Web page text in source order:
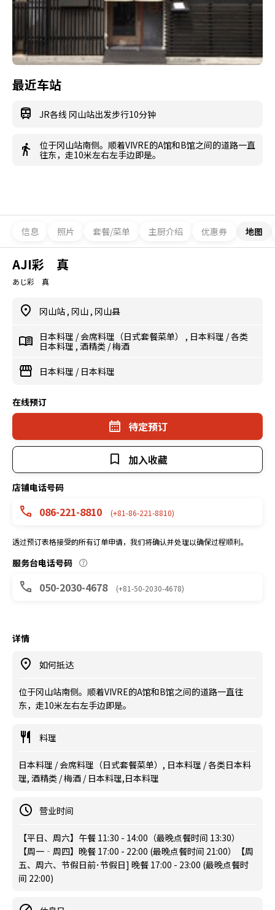
最近车站
JR各线 冈山站出发步行10分钟
位于冈山站南侧。顺着VIVRE的A馆和B馆之间的道路一直
往东，走10米左右左手边即是。
信息 照片 套餐/菜单 主厨介绍 优惠券 地图
AJI彩 真
あじ彩 真
冈山站 , 冈山 , 冈山县
日本料理 /会席料理（日式套餐菜单） , 日本料理 /各类
日本料理 , 酒精类 /梅酒
日本料理 / 日本料理
在线预订
待定预订
加入收藏
店铺电话号码
086-221-8810 (+81-86-221-8810)
透过预订表格接受的所有订单申请，我们将确认并处理以确保过程顺利。
服务台电话号码
050-2030-4678 (+81-50-2030-4678)
详情
如何抵达
位于冈山站南侧。顺着VIVRE的A馆和B馆之间的道路一直往
东，走10米左右左手边即是。
料理
日本料理 / 会席料理（日式套餐菜单）, 日本料理 / 各类日本料
理, 酒精类 / 梅酒 / 日本料理,日本料理
营业时间
【平日、周六】午餐 11:30 - 14:00（最晚点餐时间 13:30）
【周一‐周四】晚餐 17:00 - 22:00 (最晚点餐时间 21:00）【周
五、周六、节假日前･节假日] 晚餐 17:00 - 23:00 (最晚点餐时
间 22:00)